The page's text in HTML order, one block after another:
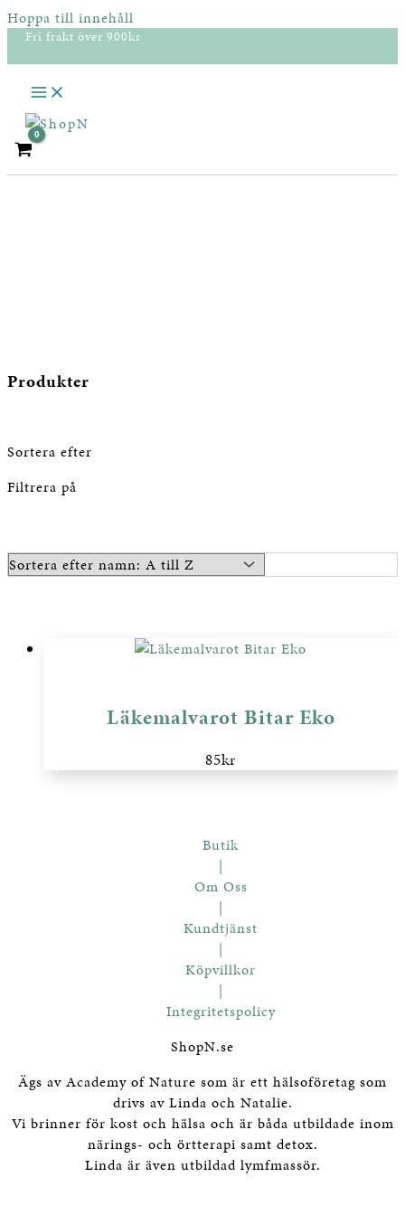
Hoppa till innehåll
Fri frakt över 900kr
Produkter
Sortera efter
Filtrera på
Läkemalvarot Bitar Eko
85kr
Butik
|
Om Oss
|
Kundtjänst
|
Köpvillkor
|
Integritetspolicy
ShopN.se
Ägs av Academy of Nature som är ett hälsoföretag som
drivs av Linda och Natalie.
Vi brinner för kost och hälsa och är båda utbildade inom
närings- och örtterapi samt detox.
Linda är även utbildad lymfmassör.